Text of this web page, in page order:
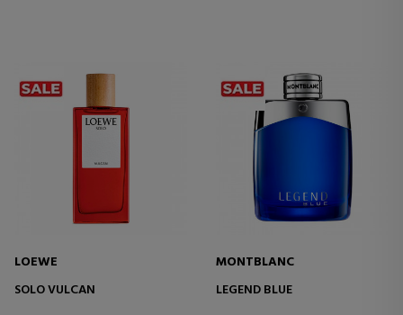
LOEWE
SOLO VULCAN
MONTBLANC
LEGEND BLUE